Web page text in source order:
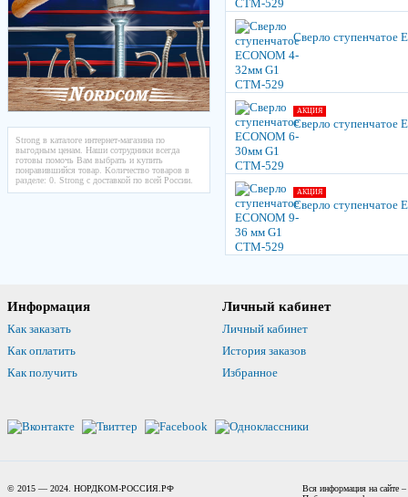
Strong в каталоге интернет-магазина по
выгодным ценам. Наши сотрудники всегда
готовы помочь Вам выбрать и купить
понравившийся товар. Количество товаров в
разделе: 0. Strong с доставкой по всей России.
Сверло
АКЦИЯ
Сверло
АКЦИЯ
Сверло
Информация
Как заказать
Как оплатить
Как получить
Личный кабинет
Личный кабинет
История заказов
Избранное
© 2015 — 2024. НОРДКОМ-РОССИЯ.РФ
Вся информация на сайте –